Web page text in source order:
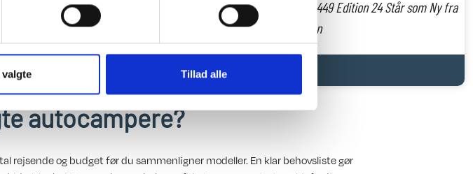
Tillad alle
799.950 kr.
2024 Carado T 449 Edition 24 Står som Ny fra
Hinshøj Caravan
autocampere?
og budget før du sammenligner modeller. En klar behovsliste gør